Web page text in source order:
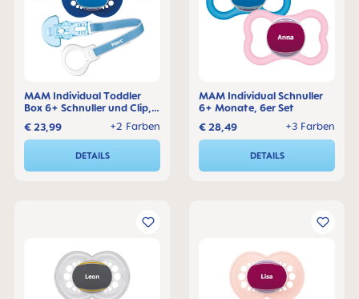
MAM Individual Toddler
Box 6+ Schnuller und Clip,
+2 Farben
€ 23,99
DETAILS
MAM Individual Schnuller
6+ Monate, 6er Set
+3 Farben
€ 28,49
DETAILS